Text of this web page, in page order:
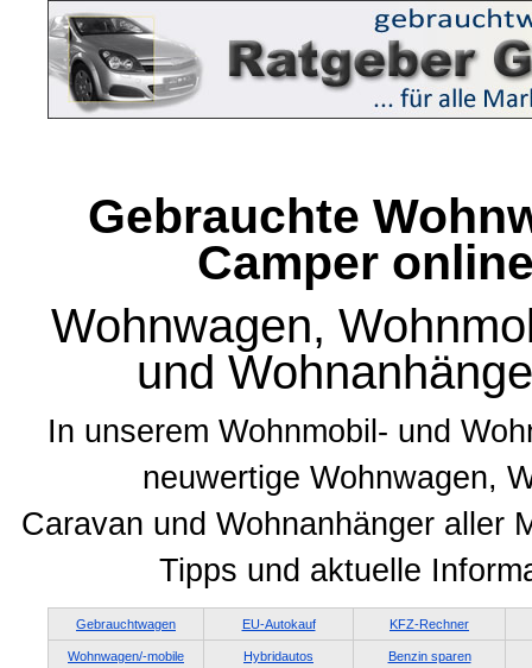
Gebrauchte
Camper
Wohnwagen,
und
In unserem Wohnmobil- und
neuwertige Wohnwagen,
Caravan und Wohnanhänger aller
Tipps und aktuelle
Gebrauchtwagen EU-Autokauf KFZ-Rechner
Wohnwagen/-mobile Hybridautos Benzin sparen